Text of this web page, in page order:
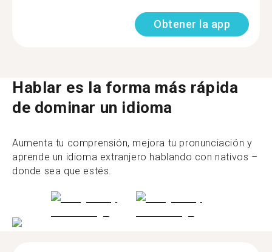
Obtener la app
Hablar es la forma más rápida
de dominar un idioma
Aumenta tu comprensión, mejora tu pronunciación y
aprende un idioma extranjero hablando con nativos –
donde sea que estés.